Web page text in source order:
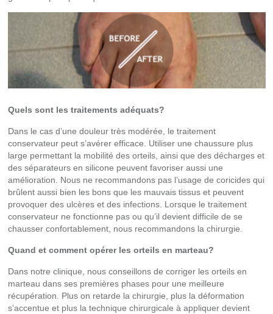
Quels sont les traitements adéquats?
Dans le cas d’une douleur très modérée, le traitement
conservateur peut s’avérer efficace. Utiliser une chaussure plus
large permettant la mobilité des orteils, ainsi que des décharges et
des séparateurs en silicone peuvent favoriser aussi une
amélioration. Nous ne recommandons pas l’usage de coricides qui
brûlent aussi bien les bons que les mauvais tissus et peuvent
provoquer des ulcères et des infections. Lorsque le traitement
conservateur ne fonctionne pas ou qu’il devient difficile de se
chausser confortablement, nous recommandons la chirurgie.
Quand et comment opérer les orteils en marteau?
Dans notre clinique, nous conseillons de corriger les orteils en
marteau dans ses premières phases pour une meilleure
récupération. Plus on retarde la chirurgie, plus la déformation
s’accentue et plus la technique chirurgicale à appliquer devient